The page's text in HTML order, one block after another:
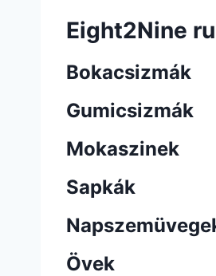
Eight2Nine
Bokacsizmák
Gumicsizmák
Mokaszinek
Sapkák
Övek